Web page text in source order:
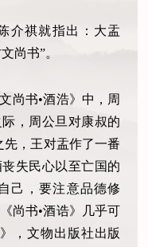
介祺就指出：大盂
尚书”。
尚书•酒浩》中，周
，周公旦对康叔的
，王对盂作了一番
失民心以至亡国的
己，要注意品德修
尚书•酒诰》几乎可
，文物出版社出版